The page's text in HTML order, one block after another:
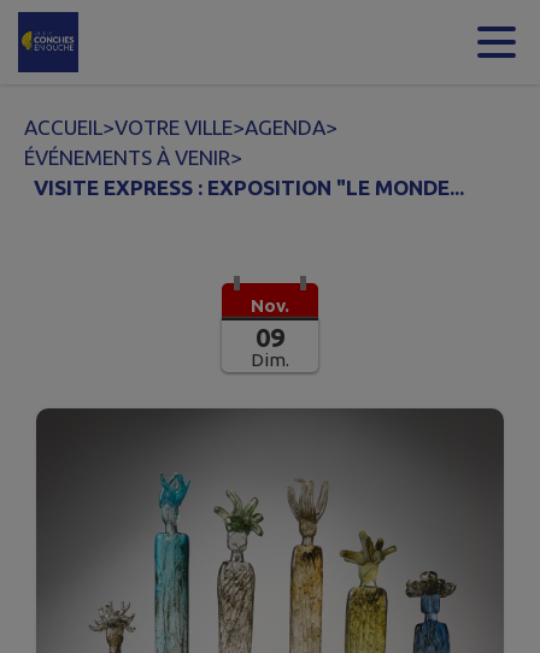
Contenu
ACCUEIL>VOTRE VILLE>AGENDA>
ÉVÉNEMENTS À VENIR>
VISITE EXPRESS : EXPOSITION "LE MONDE...
Nov.
09
Dim.